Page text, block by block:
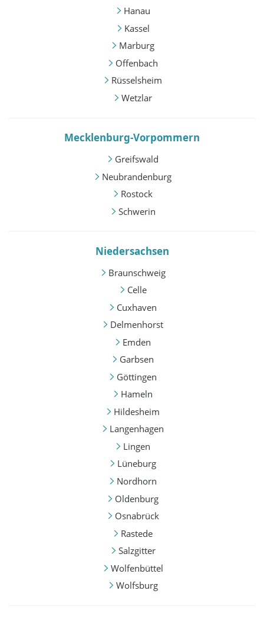
Hanau
Kassel
Marburg
Offenbach
Rüsselsheim
Wetzlar
Mecklenburg-Vorpommern
Greifswald
Neubrandenburg
Rostock
Schwerin
Niedersachsen
Braunschweig
Celle
Cuxhaven
Delmenhorst
Emden
Garbsen
Göttingen
Hameln
Hildesheim
Langenhagen
Lingen
Lüneburg
Nordhorn
Oldenburg
Osnabrück
Rastede
Salzgitter
Wolfenbüttel
Wolfsburg